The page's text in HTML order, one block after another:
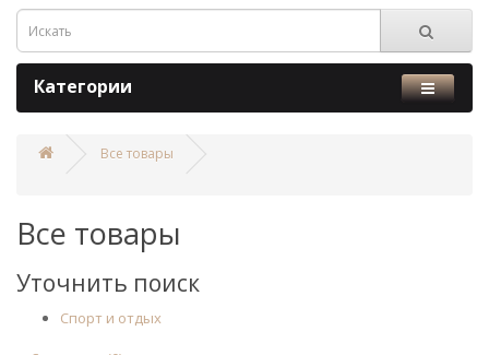
Категории
Все товары
Все товары
Уточнить поиск
Спорт и отдых